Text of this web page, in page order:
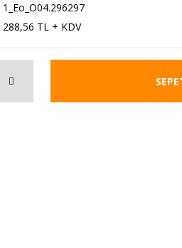
1_Eo_O04.296297
288,56 TL + KDV